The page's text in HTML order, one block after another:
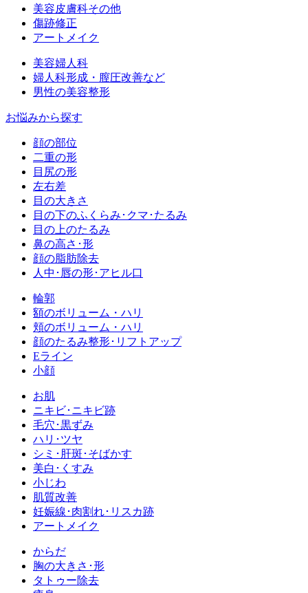
美容皮膚科その他
傷跡修正
アートメイク
美容婦人科
婦人科形成・膣圧改善など
男性の美容整形
お悩みから探す
顔の部位
二重の形
目尻の形
左右差
目の大きさ
目の下のふくらみ･クマ･たるみ
目の上のたるみ
鼻の高さ･形
顔の脂肪除去
人中･唇の形･アヒル口
輪郭
額のボリューム・ハリ
頬のボリューム・ハリ
顔のたるみ整形･リフトアップ
Eライン
小顔
お肌
ニキビ･ニキビ跡
毛穴･黒ずみ
ハリ･ツヤ
シミ･肝斑･そばかす
美白･くすみ
小じわ
肌質改善
妊娠線･肉割れ･リスカ跡
アートメイク
からだ
胸の大きさ･形
タトゥー除去